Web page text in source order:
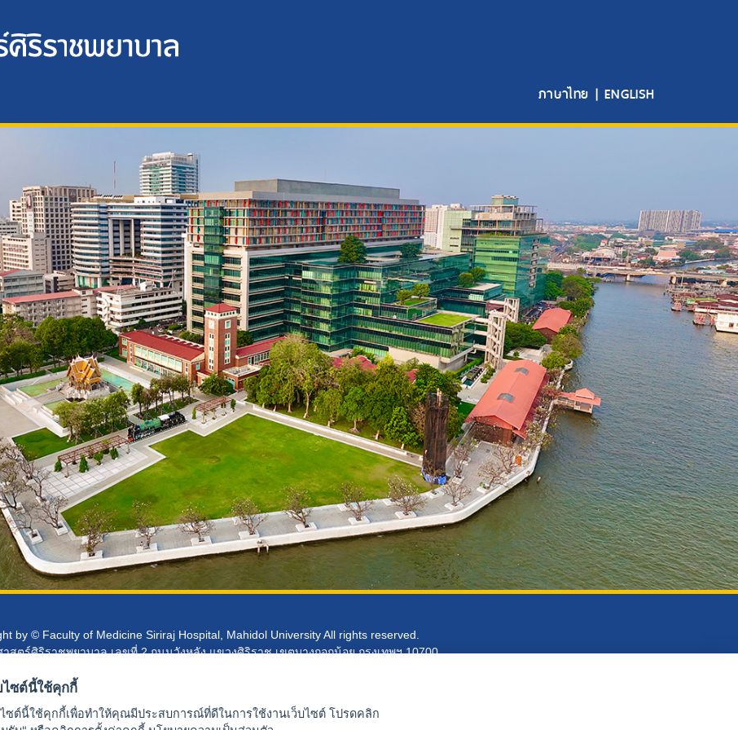
ภาษาไทย | ENGLISH
by © Faculty of Medicine Siriraj Hospital, Mahidol University All rights reserved.
สตร์ศิริราชพยาบาล เลขที่ 2 ถนนวังหลัง แขวงศิริราช เขตบางกอกน้อย กรุงเทพฯ 10700
ไซต์นี้ใช้คุกกี้
ไซต์นี้ใช้คุกกี้เพื่อทำให้คุณมีประสบการณ์ที่ดีในการใช้งานเว็บไซต์ โปรดคลิก